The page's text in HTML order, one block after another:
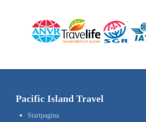
Pacific Island Travel
Startpagina